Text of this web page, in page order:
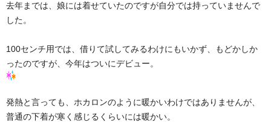
去年までは、娘には着せていたのですが自分では持っていませんで
した。
100センチ用では、借りて試してみるわけにもいかず、もどかしか
ったのですが、今年はついにデビュー。
発熱と言っても、ホカロンのように暖かいわけではありませんが、
普通の下着が寒く感じるくらいには暖かい。